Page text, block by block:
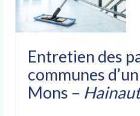
Entretien des
communes
Mons – Hainaut